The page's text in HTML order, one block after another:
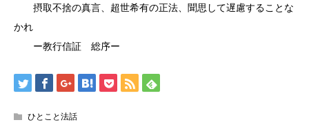
摂取不捨の真言、超世希有の正法、聞思して遅慮することな
かれ
ー教行信証 総序ー
ひとこと法話